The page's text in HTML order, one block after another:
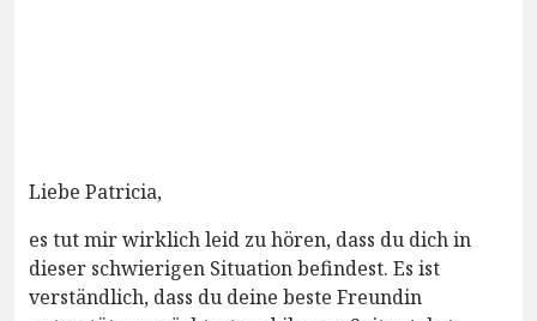
Liebe Patricia,
es tut mir wirklich leid zu hören, dass du dich in
dieser schwierigen Situation befindest. Es ist
verständlich, dass du deine beste Freundin